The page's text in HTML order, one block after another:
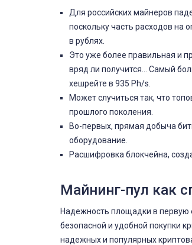
Для российских майнеров
поскольку часть расходов на
в рублях.
Это уже более правильная и
вряд ли получится… Самый
хешрейте в 935 Ph/s.
Может случиться так, что
прошлого поколения.
Во-первых, прямая добыча
оборудование.
Расшифровка блокчейна,
Майнинг-пул как
Надежность площадки в первую
безопасной и удобной покупки
надежных и популярных